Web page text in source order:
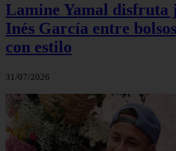
Lamine Yamal disfruta
Inés García entre
con estilo
31/07/2026